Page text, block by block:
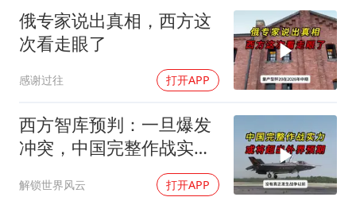
俄专家说出真相，西方这
次看走眼了
感谢过往 打开APP
西方智库预判：一旦爆发
冲突，中国完整作战实力
解锁世界风云 打开APP